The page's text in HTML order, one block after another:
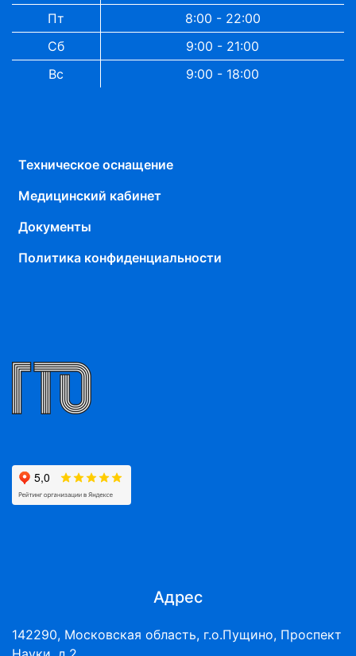
Пт
8:00 - 22:00
Сб
9:00 - 21:00
Вс
9:00 - 18:00
Техническое оснащение
Медицинский кабинет
Документы
Политика конфиденциальности
Адрес
142290, Московская область, г.о.Пущино, Проспект